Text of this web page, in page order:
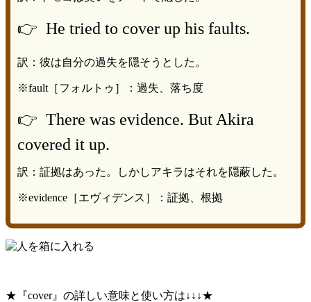
👉 He tried to cover up his faults.
訳：彼は自分の過失を隠そうとした。
※fault［フォルトゥ］：過失、落ち度
👉 There was evidence. But Akira
covered it up.
訳：証拠はあった。しかしアキラはそれを隠蔽した。
※evidence［エヴィデンス］：証拠、根拠
★『cover』の詳しい意味と使い方は↓↓↓★